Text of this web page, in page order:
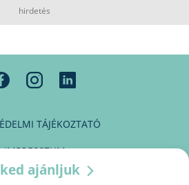
hirdetés
TÁJÉKOZTATÓ
IMPRESSZUM
MÉDIAAJÁNLAT
ajánljuk